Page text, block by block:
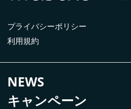
プライバシーポリシー
利用規約
NEWS
キャンペーン